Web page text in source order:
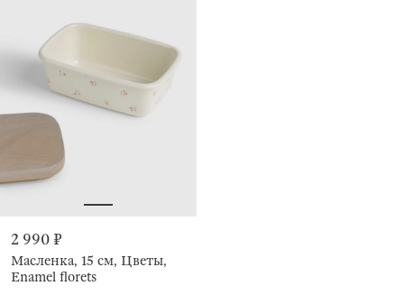
2 990 ₽
Масленка, 15 см, Цветы,
Enamel florets